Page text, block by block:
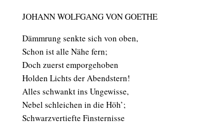
JOHANN WOLFGANG VON GOETHE
Dämmrung senkte sich von oben,
Schon ist alle Nähe fern;
Doch zuerst emporgehoben
Holden Lichts der Abendstern!
Alles schwankt ins Ungewisse,
Nebel schleichen in die Höh’;
Schwarzvertiefte Finsternisse